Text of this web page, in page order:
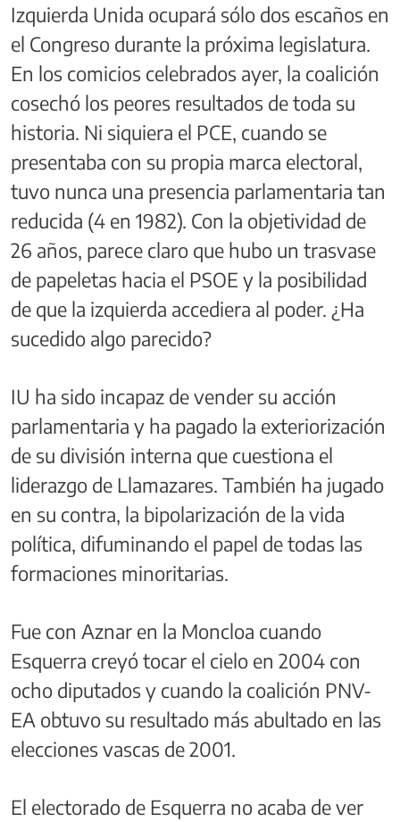
Izquierda Unida ocupará sólo dos escaños en
el Congreso durante la próxima legislatura.
En los comicios celebrados ayer, la coalición
cosechó los peores resultados de toda su
historia. Ni siquiera el PCE, cuando se
presentaba con su propia marca electoral,
tuvo nunca una presencia parlamentaria tan
reducida (4 en 1982). Con la objetividad de
26 años, parece claro que hubo un trasvase
de papeletas hacia el PSOE y la posibilidad
de que la izquierda accediera al poder. ¿Ha
sucedido algo parecido?
IU ha sido incapaz de vender su acción
parlamentaria y ha pagado la exteriorización
de su división interna que cuestiona el
liderazgo de Llamazares. También ha jugado
en su contra, la bipolarización de la vida
política, difuminando el papel de todas las
formaciones minoritarias.
Fue con Aznar en la Moncloa cuando
Esquerra creyó tocar el cielo en 2004 con
ocho diputados y cuando la coalición PNV-
EA obtuvo su resultado más abultado en las
elecciones vascas de 2001.
El electorado de Esquerra no acaba de ver